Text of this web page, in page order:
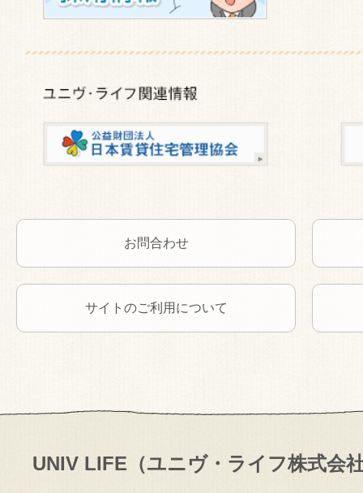
お問合わせ
サイトのご利用について
UNIV LIFE（ユニヴ・ライフ株式会